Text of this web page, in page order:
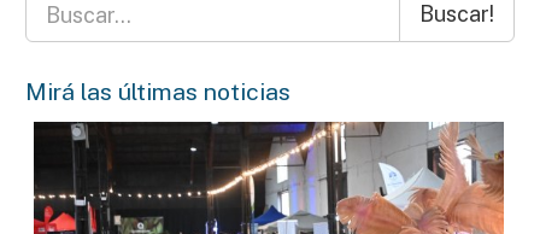
Buscar!
Mirá las últimas noticias